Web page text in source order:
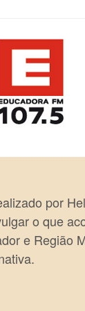
por
o que
e Região